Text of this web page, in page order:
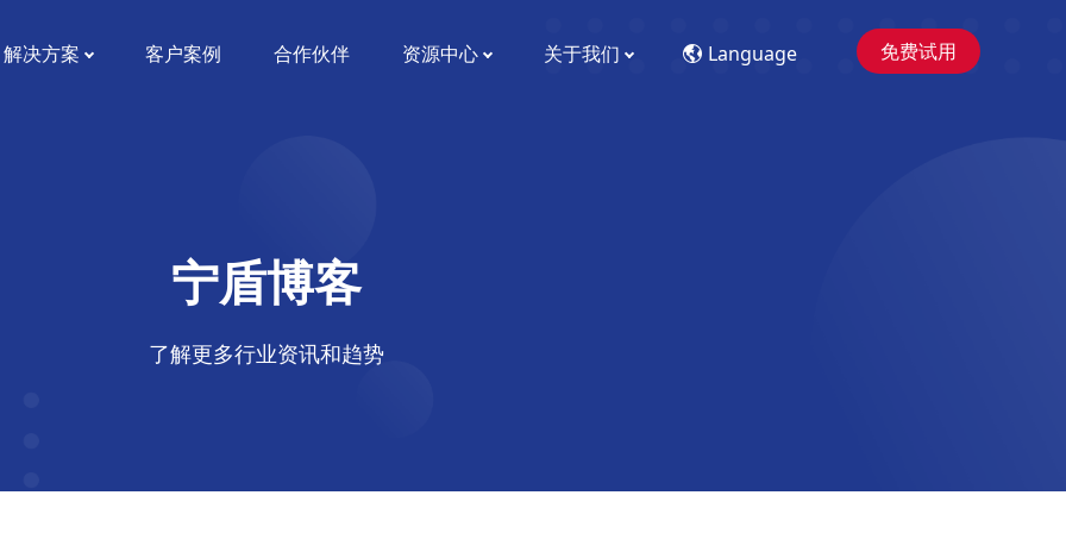
免费试用
Language
解决方案 客户案例 合作伙伴 资源中心 关于我们
宁盾博客
了解更多行业资讯和趋势